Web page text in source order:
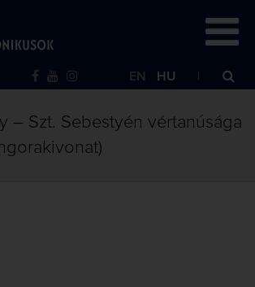
EN HU
– Szt. Sebestyén vértanúsága